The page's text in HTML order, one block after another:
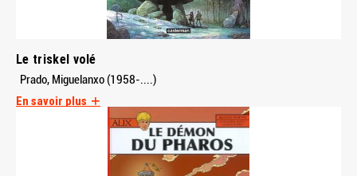
Le triskel volé
Prado, Miguelanxo (1958-....)
En savoir plus